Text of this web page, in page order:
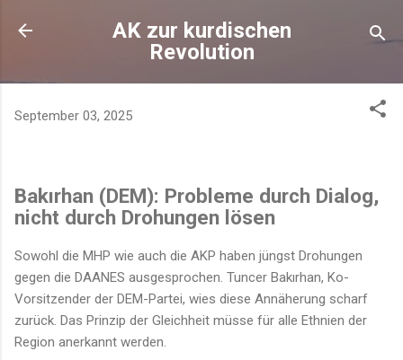
Direkt zum Hauptbereich
AK zur kurdischen
Revolution
September 03, 2025
Bakırhan (DEM): Probleme durch Dialog,
nicht durch Drohungen lösen
Sowohl die MHP wie auch die AKP haben jüngst Drohungen
gegen die DAANES ausgesprochen. Tuncer Bakırhan, Ko-
Vorsitzender der DEM-Partei, wies diese Annäherung scharf
zurück. Das Prinzip der Gleichheit müsse für alle Ethnien der
Region anerkannt werden.